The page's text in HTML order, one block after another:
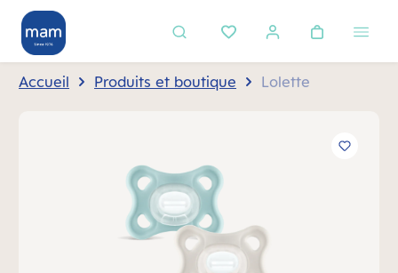
principal
Accueil Produits et boutique Lolette